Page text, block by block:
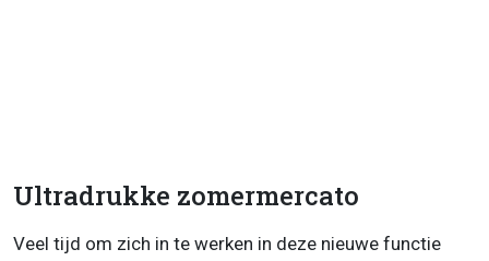
Ultradrukke zomermercato
Veel tijd om zich in te werken in deze nieuwe functie